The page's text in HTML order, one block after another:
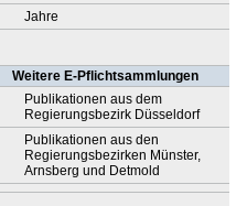
Jahre
Weitere E-Pflichtsammlungen
Publikationen aus dem
Regierungsbezirk Düsseldorf
Publikationen aus den
Regierungsbezirken Münster,
Arnsberg und Detmold